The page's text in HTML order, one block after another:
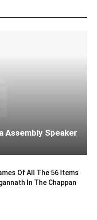
Assembly Speaker
Of All The 56 Items
In The Chappan